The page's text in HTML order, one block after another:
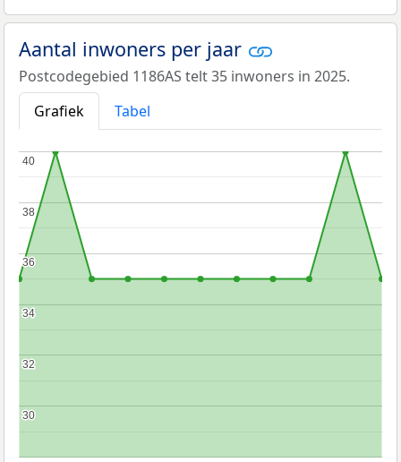
Aantal inwoners per jaar
Postcodegebied 1186AS telt 35 inwoners in 2025.
Grafiek
Tabel
30
30
32
32
34
34
36
36
38
38
40
40